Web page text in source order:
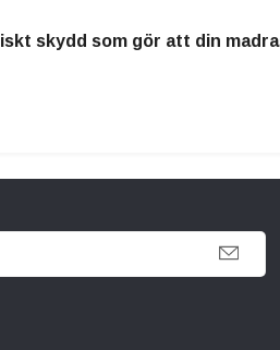
skydd som gör att din